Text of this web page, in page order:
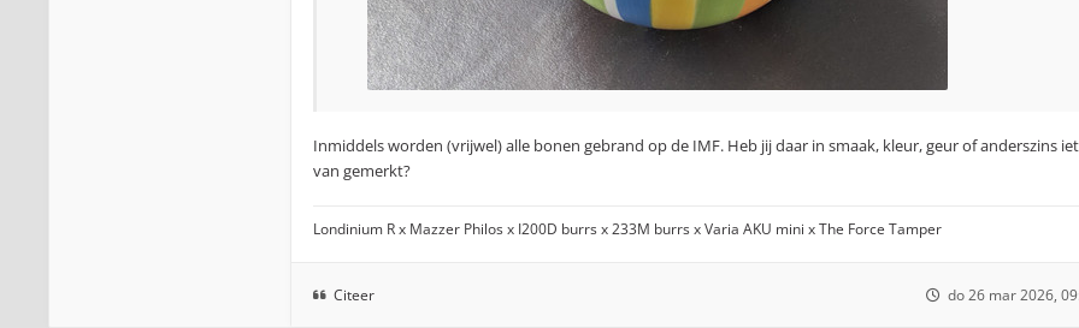
Inmiddels worden (vrijwel) alle bonen gebrand op de IMF. Heb jij daar in smaak, kleur, geur of anderszins
van gemerkt?
Londinium R x Mazzer Philos x I200D burrs x 233M burrs x Varia AKU mini x The Force Tamper
Citeer do 26 mar 2026,